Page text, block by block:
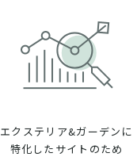
エクステリア&ガーデンに
特化したサイトのため